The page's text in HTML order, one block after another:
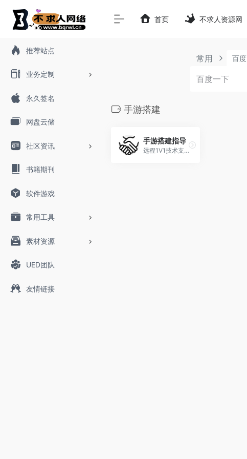
推荐站点
业务定制
永久签名
网盘云储
社区资讯
书籍期刊
软件游戏
常用工具
素材资源
UED团队
友情链接
首页 不求人资源网
常用 百度
手游搭建
手游搭建指导
远程1V1技术支持